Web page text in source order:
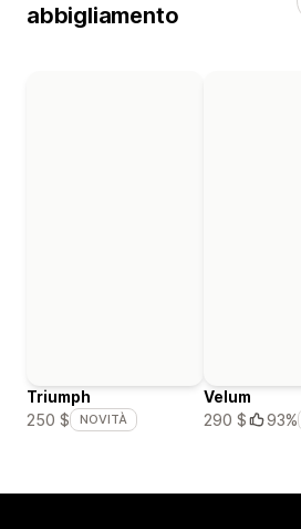
abbigliamento
Triumph
250 $
NOVITÀ
Velum
290 $
93%